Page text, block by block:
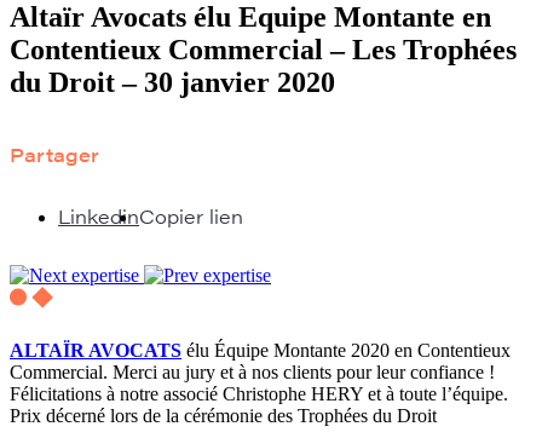
Altaïr Avocats élu Equipe Montante en
Contentieux Commercial – Les Trophées
du Droit – 30 janvier 2020
Partager
LinkedinCopier lien
ALTAÏR AVOCATS élu Équipe Montante 2020 en Contentieux
Commercial. Merci au jury et à nos clients pour leur confiance !
Félicitations à notre associé Christophe HERY et à toute l’équipe.
Prix ​​décerné lors de la cérémonie des Trophées du Droit